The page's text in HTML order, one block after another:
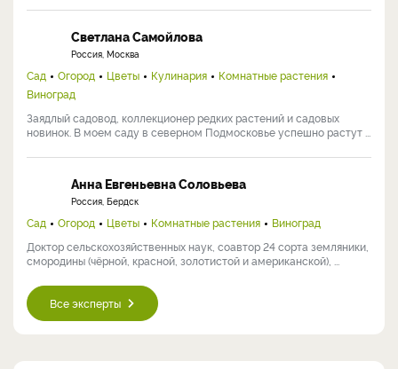
Светлана Самойлова
Россия, Москва
Сад Огород Цветы Кулинария
Комнатные растения
Виноград
Заядлый садовод, коллекционер редких растений и садовых
новинок. В моем саду в северном Подмосковье успешно растут ...
Анна Евгеньевна Соловьева
Россия, Бердск
Сад Огород Цветы Комнатные растения
Виноград
Доктор сельскохозяйственных наук, соавтор 24 сорта земляники,
смородины (чёрной, красной, золотистой и американской), ...
Все эксперты